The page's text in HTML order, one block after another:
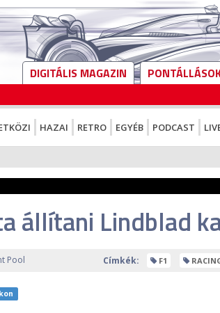
DIGITÁLIS MAGAZIN
HAZAI RETRO EGYÉB PODCAST
állítani Lindblad
Pool Címkék: F1